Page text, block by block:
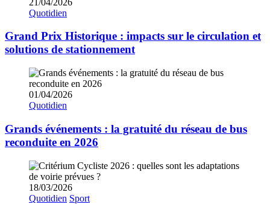
Quotidien
Grand Prix Historique : impacts sur le circulation et
solutions de stationnement
01/04/2026
Quotidien
Grands événements : la gratuité du réseau de bus
reconduite en 2026
18/03/2026
Quotidien Sport